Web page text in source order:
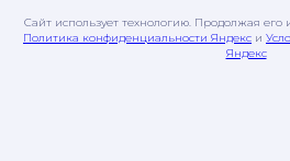
Сайт использует технологию. Продолжая
Политика конфиденциальности Яндекс и
Яндекс